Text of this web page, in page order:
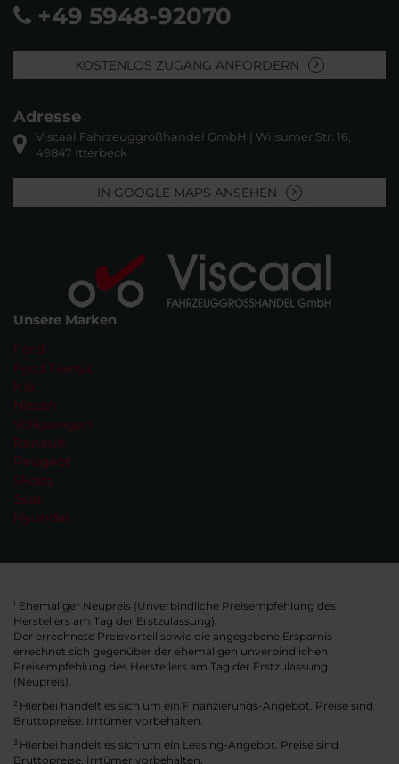
+49 5948-92070
KOSTENLOS ZUGANG ANFORDERN
Adresse
Viscaal Fahrzeuggroßhandel GmbH | Wilsumer Str. 16,
49847 Itterbeck
IN GOOGLE MAPS ANSEHEN
Unsere Marken
Ford
Ford Transit
Kia
Nissan
Volkswagen
Renault
Peugeot
Skoda
Seat
Hyundai
1 Ehemaliger Neupreis (Unverbindliche Preisempfehlung des
Herstellers am Tag der Erstzulassung).
Der errechnete Preisvorteil sowie die angegebene Ersparnis
errechnet sich gegenüber der ehemaligen unverbindlichen
Preisempfehlung des Herstellers am Tag der Erstzulassung
(Neupreis).
2 Hierbei handelt es sich um ein Finanzierungs-Angebot. Preise sind
Bruttopreise. Irrtümer vorbehalten.
3 Hierbei handelt es sich um ein Leasing-Angebot. Preise sind
Bruttopreise. Irrtümer vorbehalten.